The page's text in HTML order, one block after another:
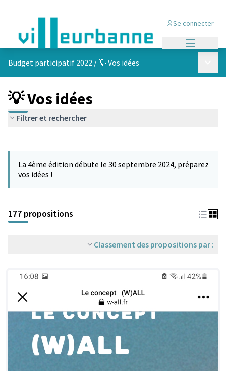
Se connecter
Budget participatif 2022 /💡 Vos idées
💡 Vos idées
Filtrer et rechercher
−
La 4ème édition débute le 30 septembre 2024, préparez
vos idées !
177 propositions
Classement des propositions par :